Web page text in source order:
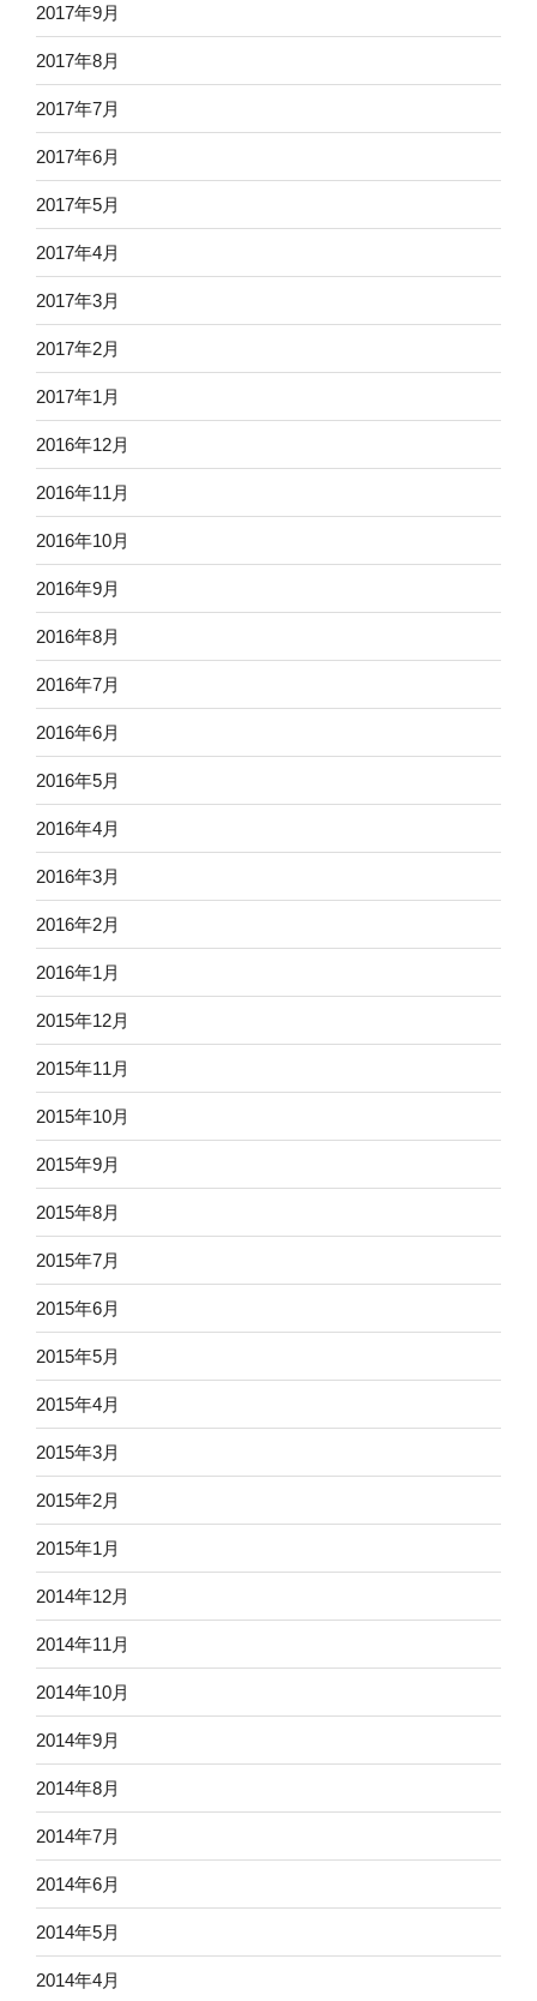
2017年9月
2017年8月
2017年7月
2017年6月
2017年5月
2017年4月
2017年3月
2017年2月
2017年1月
2016年12月
2016年11月
2016年10月
2016年9月
2016年8月
2016年7月
2016年6月
2016年5月
2016年4月
2016年3月
2016年2月
2016年1月
2015年12月
2015年11月
2015年10月
2015年9月
2015年8月
2015年7月
2015年6月
2015年5月
2015年4月
2015年3月
2015年2月
2015年1月
2014年12月
2014年11月
2014年10月
2014年9月
2014年8月
2014年7月
2014年6月
2014年5月
2014年4月